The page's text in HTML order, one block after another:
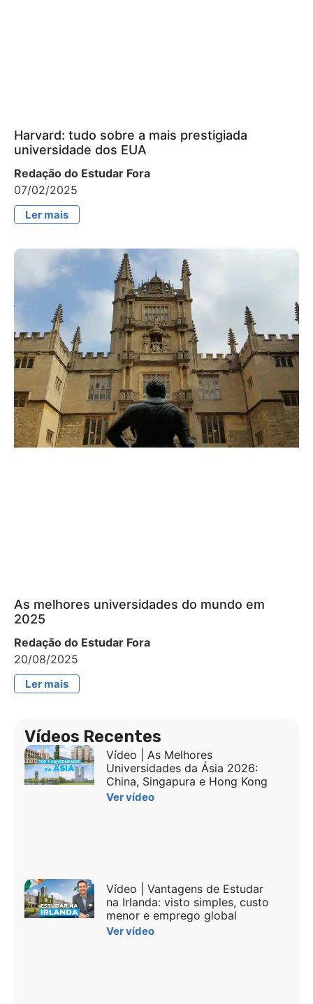
Harvard: tudo sobre a mais prestigiada
universidade dos EUA
Redação do Estudar Fora
07/02/2025
Ler mais
As melhores universidades do mundo em
2025
Redação do Estudar Fora
20/08/2025
Ler mais
Vídeos Recentes
Vídeo | As Melhores
Universidades da Ásia 2026:
China, Singapura e Hong Kong
Ver vídeo
Vídeo | Vantagens de Estudar
na Irlanda: visto simples, custo
menor e emprego global
Ver vídeo